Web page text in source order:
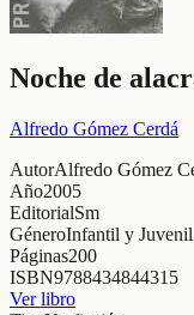
Noche de
Alfredo Gómez Cerdá
AutorAlfredo Gómez
Año2005
EditorialSm
GéneroInfantil y Juvenil
Páginas200
ISBN9788434844315
Ver libro